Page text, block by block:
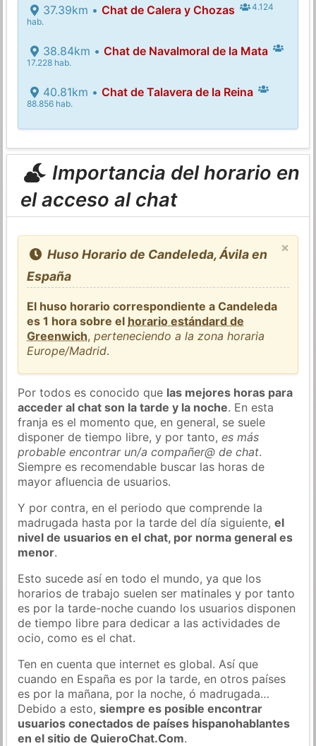
37.39km • Chat de Calera y Chozas
4.124
hab.
38.84km • Chat de Navalmoral de la Mata
17.228 hab.
40.81km • Chat de Talavera de la Reina
88.856 hab.
Importancia del horario en
el acceso al chat
×
Huso Horario de Candeleda, Ávila en
España
El huso horario correspondiente a Candeleda
es 1 hora sobre el horario estándard de
Greenwich,perteneciendo a la zona horaria
Europe/Madrid.
Por todos es conocido que las mejores horas para
acceder al chat son la tarde y la noche. En esta
franja es el momento que, en general, se suele
disponer de tiempo libre, y por tanto,es más
probable encontrar un/a compañer@ de chat.
Siempre es recomendable buscar las horas de
mayor afluencia de usuarios.
Y por contra, en el periodo que comprende la
madrugada hasta por la tarde del día siguiente,el
nivel de usuarios en el chat, por norma general es
menor.
Esto sucede así en todo el mundo, ya que los
horarios de trabajo suelen ser matinales y por tanto
es por la tarde-noche cuando los usuarios disponen
de tiempo libre para dedicar a las actividades de
ocio, como es el chat.
Ten en cuenta que internet es global. Así que
cuando en España es por la tarde, en otros países
es por la mañana, por la noche, ó madrugada…
Debido a esto,siempre es posible encontrar
usuarios conectados de países hispanohablantes
en el sitio de QuieroChat.Com.